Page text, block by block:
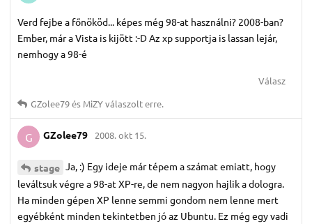
Verd fejbe a főnököd... képes még 98-at használni? 2008-ban?
Ember, már a Vista is kijött :-D Az xp supportja is lassan lejár,
nemhogy a 98-é
Válasz
GZolee79és MiZYválaszolt erre.
G GZolee79 2008. okt 15.
stage Ja, :) Egy ideje már tépem a számat emiatt, hogy
leváltsuk végre a 98-at XP-re, de nem nagyon hajlik a dologra.
Ha minden gépen XP lenne semmi gondom nem lenne mert
egyébként minden tekintetben jó az Ubuntu. Ez még egy vadi